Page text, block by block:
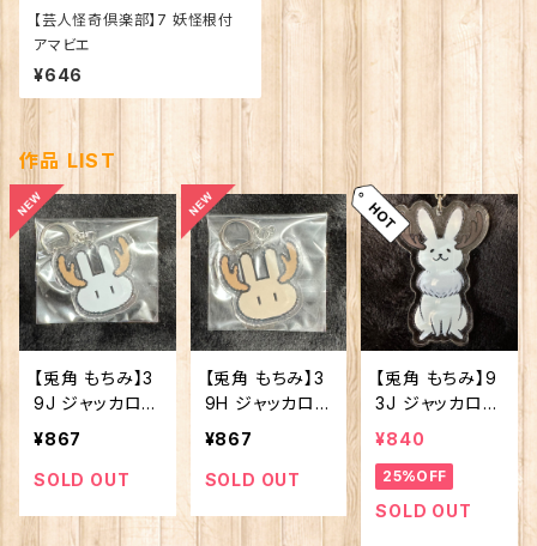
【芸人怪奇倶楽部】7 妖怪根付
アマビエ
¥646
作品 LIST
【兎角 もちみ】3
9J ジャッカロー
プ ドット(白)
¥867
SOLD OUT
【兎角 もちみ】3
9H ジャッカロ
ープ ドット(茶)
¥867
SOLD OUT
【兎角 もちみ】9
3J ジャッカロー
プ アクキー
¥840
25%OFF
SOLD OUT